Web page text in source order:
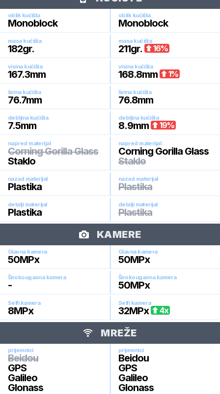
oblik kućišta
Monoblock
oblik kućišta
Monoblock
masa kućišta
182gr.
masa kućišta
211gr. 16%
visina kućišta
167.3mm
visina kućišta
168.8mm 1%
širina kućišta
76.7mm
širina kućišta
76.8mm
debljina kućišta
7.5mm
debljina kućišta
8.9mm 19%
napred materijal
Corning Gorilla Glass
Staklo
napred materijal
Corning Gorilla Glass
Staklo
nazad materijal
Plastika
nazad materijal
Plastika
detalji materijal
Plastika
detalji materijal
Plastika
KAMERE
Glavna kamera
50MPx
Glavna kamera
50MPx
Širokougaona kamera
-
Širokougaona kamera
50MPx
Selfi kamera
8MPx
Selfi kamera
32MPx 4x
MREŽE
prijemnici
Beidou
GPS
Galileo
Glonass
prijemnici
Beidou
GPS
Galileo
Glonass